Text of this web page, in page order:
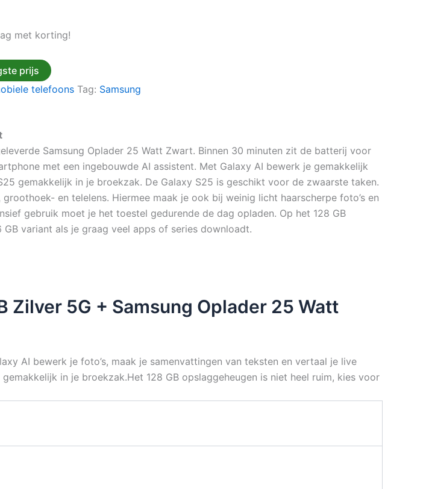
met korting!
prijs
telefoons Tag: Samsung
Samsung Oplader 25 Watt Zwart. Binnen 30 minuten zit de batterij voor
met een ingebouwde AI assistent. Met Galaxy AI bewerk je gemakkelijk
gemakkelijk in je broekzak. De Galaxy S25 is geschikt voor de zwaarste taken.
en telelens. Hiermee maak je ook bij weinig licht haarscherpe foto’s en
gebruik moet je het toestel gedurende de dag opladen. Op het 128 GB
variant als je graag veel apps of series downloadt.
Zilver 5G + Samsung Oplader 25 Watt
AI bewerk je foto’s, maak je samenvattingen van teksten en vertaal je live
in je broekzak.Het 128 GB opslaggeheugen is niet heel ruim, kies voor